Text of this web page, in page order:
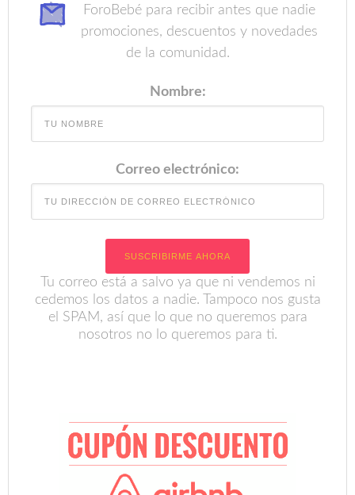
ForoBebé para recibir antes que nadie
promociones, descuentos y novedades
de la comunidad.
Nombre:
Correo electrónico:
Tu correo está a salvo ya que ni vendemos ni
cedemos los datos a nadie. Tampoco nos gusta
el SPAM, así que lo que no queremos para
nosotros no lo queremos para ti.